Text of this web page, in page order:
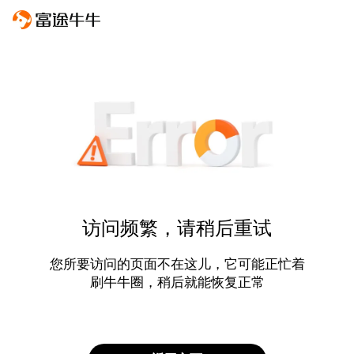
访问频繁，请稍后重试
您所要访问的页面不在这儿，它可能正忙着
刷牛牛圈，稍后就能恢复正常